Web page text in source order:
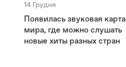
14 Грудня
Появилась звуковая карта
мира, где можно слушать
новые хиты разных стран